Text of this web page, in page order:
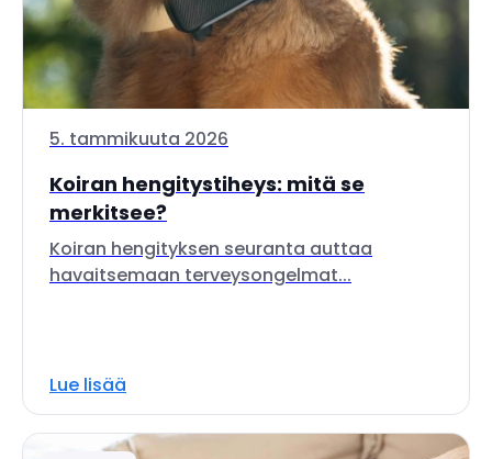
5. tammikuuta 2026
Koiran hengitystiheys: mitä se
merkitsee?
Koiran hengityksen seuranta auttaa
havaitsemaan terveysongelmat...
Lue lisää